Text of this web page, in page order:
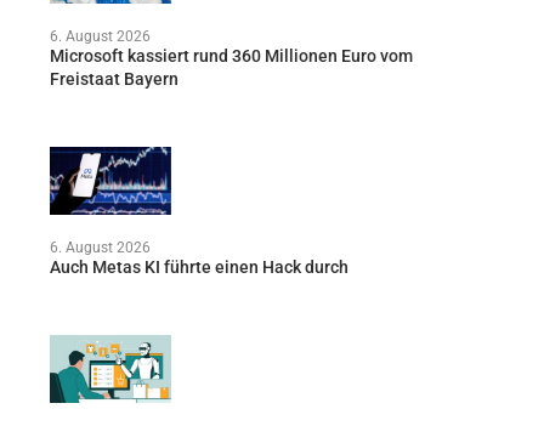
6. August 2026
Microsoft kassiert rund 360 Millionen Euro vom
Freistaat Bayern
6. August 2026
Auch Metas KI führte einen Hack durch